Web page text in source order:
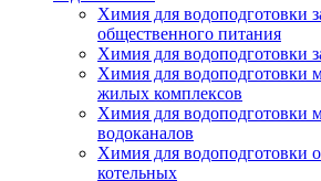
Химия для водоподготовки
общественного питания
Химия для водоподготовки
Химия для водоподготовки
жилых комплексов
Химия для водоподготовки
водоканалов
Химия для водоподготовки
котельных